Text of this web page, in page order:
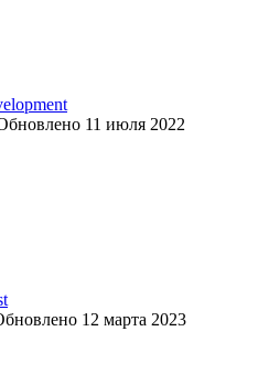
11 июля 2022
12 марта 2023